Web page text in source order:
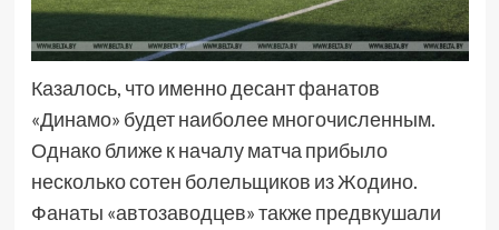
Казалось, что именно десант фанатов
«Динамо» будет наиболее многочисленным.
Однако ближе к началу матча прибыло
несколько сотен болельщиков из Жодино.
Фанаты «автозаводцев» также предвкушали